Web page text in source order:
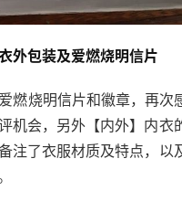
外包装及爱燃烧明信片
燃烧明信片和徽章，再次
机会，另外【内外】内衣
注了衣服材质及特点，以